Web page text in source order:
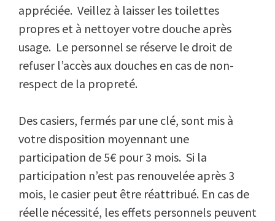
appréciée. Veillez à laisser les toilettes
propres et à nettoyer votre douche après
usage. Le personnel se réserve le droit de
refuser l’accès aux douches en cas de non-
respect de la propreté.
Des casiers, fermés par une clé, sont mis à
votre disposition moyennant une
participation de 5€ pour 3 mois. Si la
participation n’est pas renouvelée après 3
mois, le casier peut être réattribué. En cas de
réelle nécessité, les effets personnels peuvent